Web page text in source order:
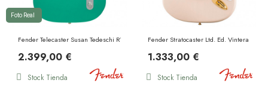
Fender Telecaster Susan Tedeschi RW Aged Caribbean Mist
2.399,00 €
Foto Real
Stock Tienda
Fender Stratocaster Ltd. Ed. Vintera III
1.333,00 €
Stock Tienda